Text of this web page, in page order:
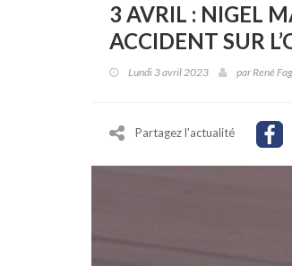
3 AVRIL : NIGEL
ACCIDENT SUR
Lundi 3 avril 2023 parRené
Partagez l'actualité